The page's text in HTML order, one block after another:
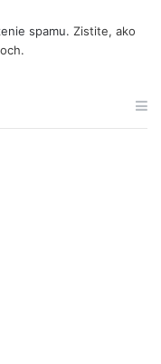
spamu. Zistite, ako